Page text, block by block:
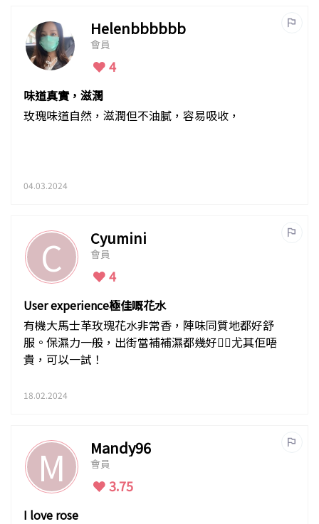
Helenbbbbbb
會員
4
味道真實，滋潤
玫瑰味道自然，滋潤但不油膩，容易吸收，
04.03.2024
C Cyumini
會員
4
User experience極佳嘅花水
有機大馬士革玫瑰花水非常香，陣味同質地都好舒
服。保濕力一般，出街當補補濕都幾好👍🏻尤其佢唔
貴，可以一試！
18.02.2024
M Mandy96
會員
3.75
I love rose